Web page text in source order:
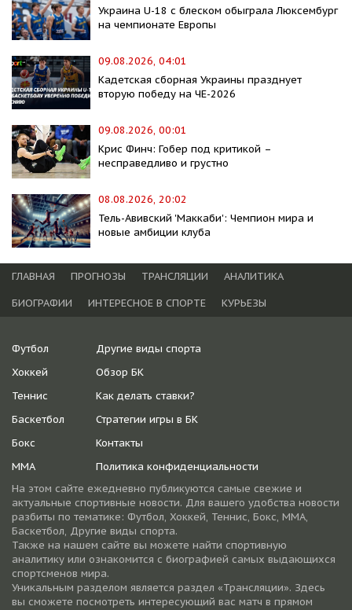
Украина U-18 с блеском обыграла Люксембург
на чемпионате Европы
09.08.2026, 04:01
Кадетская сборная Украины празднует
вторую победу на ЧЕ-2026
09.08.2026, 00:01
Крис Финч: Гобер под критикой –
несправедливо и грустно
08.08.2026, 20:02
Тель-Авивский 'Маккаби': Чемпион мира и
новые амбиции клуба
ГЛАВНАЯ ПРОГНОЗЫ ТРАНСЛЯЦИИ
АНАЛИТИКА
БИОГРАФИИ
ИНТЕРЕСНОЕ В СПОРТЕ КУРЬЕЗЫ
Футбол
Хоккей
Теннис
Баскетбол
Бокс
ММА
Другие виды спорта
Обзор БК
Как делать ставки?
Стратегии игры в БК
Контакты
Политика конфиденциальности
На этом сайте ежедневно публикуются самые свежие и
актуальные спортивные новости. Для вашего удобства новости
разбиты по тематике: Футбол, Хоккей, Теннис, Бокс, ММА,
Баскетбол, Другие виды спорта.
Также на нашем сайте вы можете найти спортивную
аналитику или ознакомится с биографией самых выдающихся
спортсменов мира.
Уникальным разделом является раздел «Трансляции». Здесь
вы сможете посмотреть интересующий вас матч в прямом